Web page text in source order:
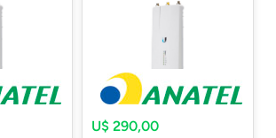
U$ 290,00